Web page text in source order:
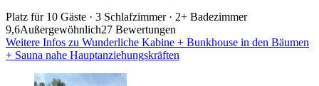
Platz für 10 Gäste · 3 Schlafzimmer · 2+ Badezimmer
9,6Außergewöhnlich27 Bewertungen
Weitere Infos zu Wunderliche Kabine + Bunkhouse in den Bäumen
+ Sauna nahe Hauptanziehungskräften